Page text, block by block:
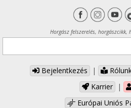
Horgász felszerelés, horgászcikk,
Bejelentkezés |
Karrier
|
Európai Uniós